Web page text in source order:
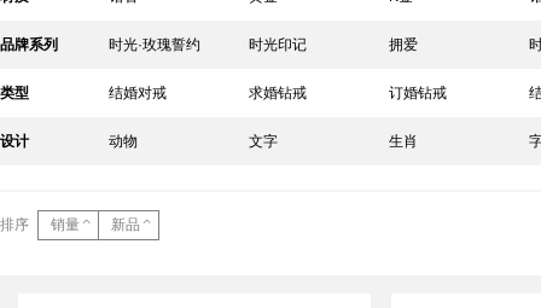
品牌系列 时光·玫瑰誓约 时光印记 拥爱
类型 结婚对戒 求婚钻戒 订婚钻戒
设计 动物 文字 生肖
排序 销量 新品